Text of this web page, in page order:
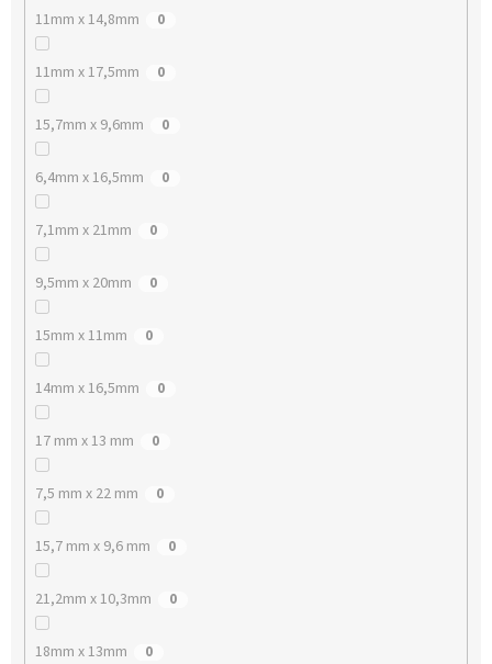
11mm x 14,8mm 0
11mm x 17,5mm 0
15,7mm x 9,6mm 0
6,4mm x 16,5mm 0
7,1mm x 21mm 0
9,5mm x 20mm 0
15mm x 11mm 0
14mm x 16,5mm 0
17 mm x 13 mm 0
7,5 mm x 22 mm 0
15,7 mm x 9,6 mm 0
21,2mm x 10,3mm 0
18mm x 13mm 0